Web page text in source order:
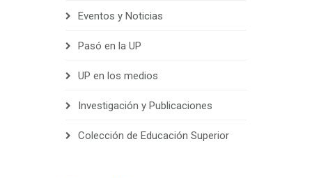
Eventos y Noticias
Pasó en la UP
UP en los medios
Investigación y Publicaciones
Colección de Educación Superior